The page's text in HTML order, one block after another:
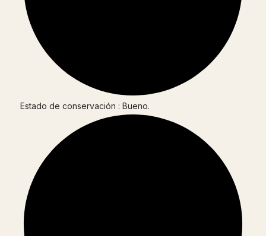
Estado de conservación : Bueno.